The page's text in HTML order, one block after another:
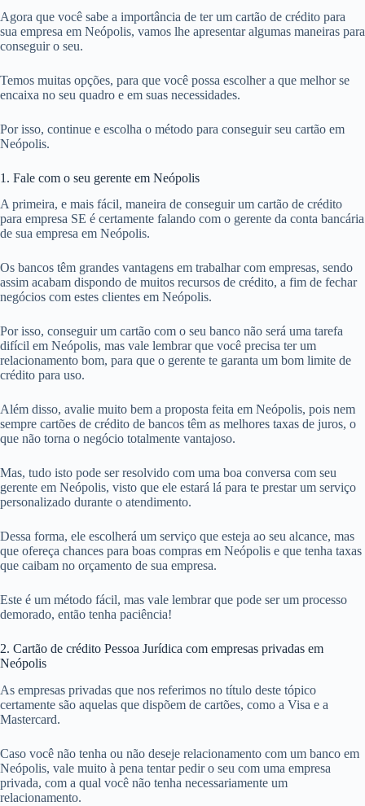
Agora que você sabe a importância de ter um cartão de crédito para
sua empresa em Neópolis, vamos lhe apresentar algumas maneiras para
conseguir o seu.
Temos muitas opções, para que você possa escolher a que melhor se
encaixa no seu quadro e em suas necessidades.
Por isso, continue e escolha o método para conseguir seu cartão em
Neópolis.
1. Fale com o seu gerente em Neópolis
A primeira, e mais fácil, maneira de conseguir um cartão de crédito
para empresa SE é certamente falando com o gerente da conta bancária
de sua empresa em Neópolis.
Os bancos têm grandes vantagens em trabalhar com empresas, sendo
assim acabam dispondo de muitos recursos de crédito, a fim de fechar
negócios com estes clientes em Neópolis.
Por isso, conseguir um cartão com o seu banco não será uma tarefa
difícil em Neópolis, mas vale lembrar que você precisa ter um
relacionamento bom, para que o gerente te garanta um bom limite de
crédito para uso.
Além disso, avalie muito bem a proposta feita em Neópolis, pois nem
sempre cartões de crédito de bancos têm as melhores taxas de juros, o
que não torna o negócio totalmente vantajoso.
Mas, tudo isto pode ser resolvido com uma boa conversa com seu
gerente em Neópolis, visto que ele estará lá para te prestar um serviço
personalizado durante o atendimento.
Dessa forma, ele escolherá um serviço que esteja ao seu alcance, mas
que ofereça chances para boas compras em Neópolis e que tenha taxas
que caibam no orçamento de sua empresa.
Este é um método fácil, mas vale lembrar que pode ser um processo
demorado, então tenha paciência!
2. Cartão de crédito Pessoa Jurídica com empresas privadas em
Neópolis
As empresas privadas que nos referimos no título deste tópico
certamente são aquelas que dispõem de cartões, como a Visa e a
Mastercard.
Caso você não tenha ou não deseje relacionamento com um banco em
Neópolis, vale muito à pena tentar pedir o seu com uma empresa
privada, com a qual você não tenha necessariamente um
relacionamento.